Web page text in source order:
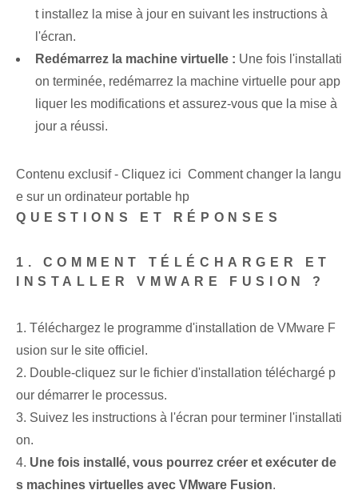
t installez la mise à jour en suivant les instructions à
l'écran.
Redémarrez la machine virtuelle : Une fois l'installati
on terminée, redémarrez la machine virtuelle pour app
liquer les modifications et assurez-vous que la mise à
jour a réussi.
Contenu exclusif - Cliquez ici Comment changer la langu
e sur un ordinateur portable hp
QUESTIONS ET RÉPONSES
1. COMMENT TÉLÉCHARGER ET
INSTALLER VMWARE FUSION ?
1. Téléchargez le programme d'installation de VMware F
usion sur le site officiel.
2. Double-cliquez sur le fichier d'installation téléchargé p
our démarrer le processus.
3. Suivez les instructions à l'écran pour terminer l'installati
on.
4. Une fois installé, vous pourrez créer et exécuter de
s machines virtuelles avec VMware Fusion.